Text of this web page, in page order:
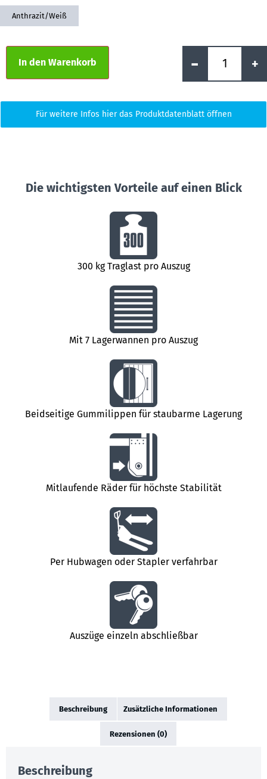
Anthrazit/Weiß
- +
In den Warenkorb
Für weitere Infos hier das Produktdatenblatt öffnen
Die wichtigsten Vorteile auf einen Blick
300 kg Traglast pro Auszug
Mit 7 Lagerwannen pro Auszug
Beidseitige Gummilippen für staubarme Lagerung
Mitlaufende Räder für höchste Stabilität
Per Hubwagen oder Stapler verfahrbar
Auszüge einzeln abschließbar
Beschreibung Zusätzliche Informationen
Rezensionen (0)
Beschreibung